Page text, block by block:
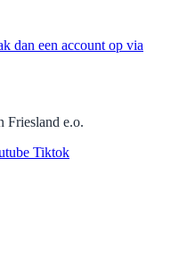
dan een account op via
Friesland e.o.
Tiktok